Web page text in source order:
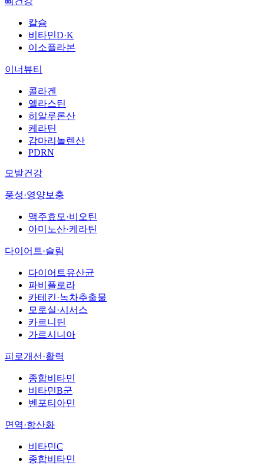
칼슘
비타민D·K
이소플라본
이너뷰티
콜라겐
엘라스틴
히알루론산
케라틴
감마리놀렌산
PDRN
모발건강
풍성·영양보충
맥주효모·비오틴
아미노산·케라틴
다이어트·슬림
다이어트유산균
파비플로라
카테킨·녹차추출물
모로실·시서스
카르니틴
가르시니아
피로개선·활력
종합비타민
비타민B군
벤포티아민
면역·항산화
비타민C
종합비타민